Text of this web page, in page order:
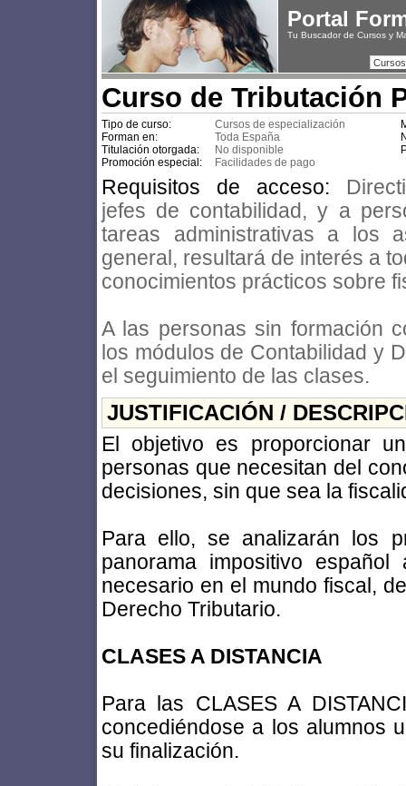
Portal
Tu Buscador de Cursos y
Curso de Tributación
Tipo de curso: Cursos de especialización
Forman en:
Toda España
Titulación otorgada:
No disponible
Promoción especial:
Facilidades de pago
Requisitos de acceso:
jefes de contabilidad, y a
tareas administrativas a los
general, resultará de interés a
conocimientos prácticos sobre
A las personas sin formación
los módulos de Contabilidad y
el seguimiento de las clases.
JUSTIFICACIÓN /
El objetivo es proporcionar
personas que necesitan del
decisiones, sin que sea la
Para ello, se analizarán los
panorama impositivo
necesario en el mundo fiscal,
Derecho Tributario.
CLASES A DISTANCIA
Para las CLASES A
concediéndose a los alumnos
su finalización.